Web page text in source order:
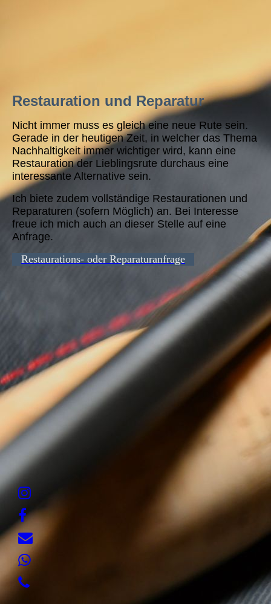
Restauration und Reparatur
Nicht immer muss es gleich eine neue Rute sein.
Gerade in der heutigen Zeit, in welcher das Thema
Nachhaltigkeit immer wichtiger wird, kann eine
Restauration der Lieblingsrute durchaus eine
interessante Alternative sein.
Ich biete zudem vollständige Restaurationen und
Reparaturen (sofern Möglich) an. Bei Interesse
freue ich mich auch an dieser Stelle auf eine
Anfrage.
Restaurations- oder Reparaturanfrage